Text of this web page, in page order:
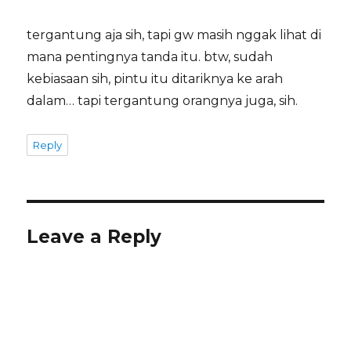
tergantung aja sih, tapi gw masih nggak lihat di
mana pentingnya tanda itu. btw, sudah
kebiasaan sih, pintu itu ditariknya ke arah
dalam… tapi tergantung orangnya juga, sih.
Reply
Leave a Reply